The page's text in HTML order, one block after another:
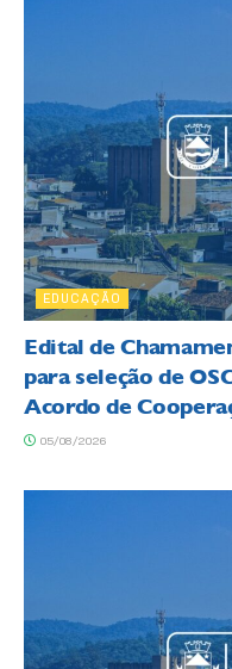
EDUCAÇÃO
Edital de
para seleção de
Acordo de
05/08/2026